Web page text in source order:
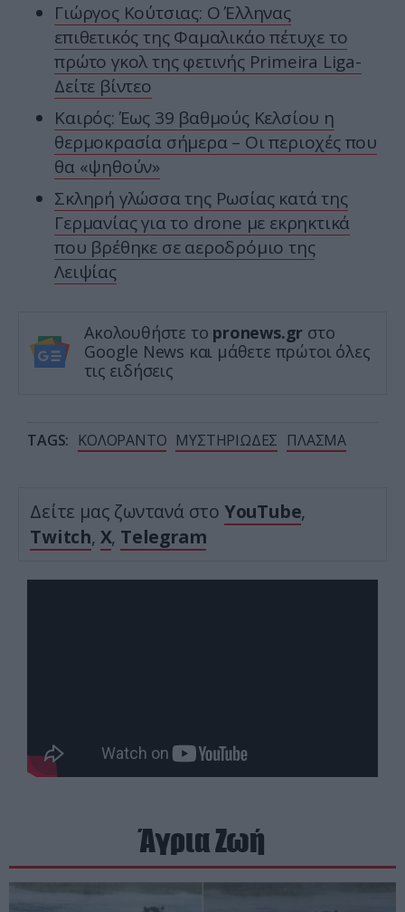
Γιώργος Κούτσιας: Ο Έλληνας
επιθετικός της Φαμαλικάο πέτυχε το
πρώτο γκολ της φετινής Primeira Liga-
Δείτε βίντεο
Καιρός: Έως 39 βαθμούς Κελσίου η
θερμοκρασία σήμερα – Οι περιοχές που
θα «ψηθούν»
Σκληρή γλώσσα της Ρωσίας κατά της
Γερμανίας για το drone με εκρηκτικά
που βρέθηκε σε αεροδρόμιο της
Λειψίας
Ακολουθήστε το pronews.gr στο
Google News και μάθετε πρώτοι όλες
τις ειδήσεις
TAGS: ΚΟΛΟΡΑΝΤΟ ΜΥΣΤΗΡΙΩΔΕΣ ΠΛΑΣΜΑ
Δείτε μας ζωντανά στο YouTube,
Twitch, X, Telegram
Άγρια Ζωή